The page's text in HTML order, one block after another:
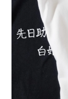
に対し
したサ
どについ
20ｍｍ
ください）
当社の既
当社の既製
テキストや
むことがで
名などを
がバッチリ
定がなけ
と良いか
の方向性に
ますので、
り反転し
れるデザ
その辺を
カーブ形
工方法とな
ハトメ加工
ハトメ（
を補強する
カーブ形
工方法とな
ハトメ加工
ハトメ（
を補強する
す。生地の
しやすい生